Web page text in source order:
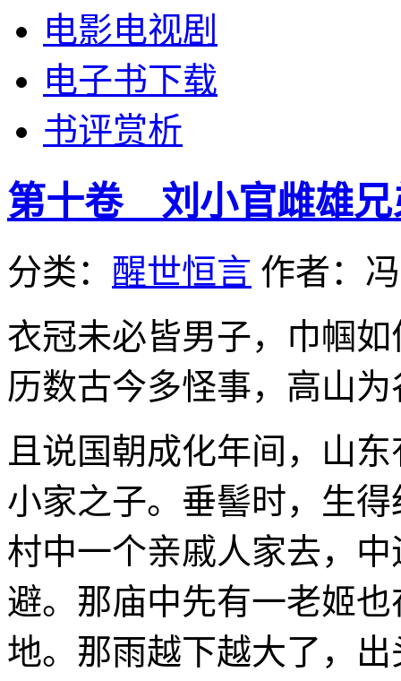
电影电视剧
电子书下载
书评赏析
第十卷 刘小官雌雄兄
分类： 醒世恒言 作者：
衣冠未必皆男子，巾帼
历数古今多怪事，高山
且说国朝成化年间，山
小家之子。垂髻时，生
村中一个亲戚人家去，
避。那庙中先有一老姬
地。那雨越下越大了，